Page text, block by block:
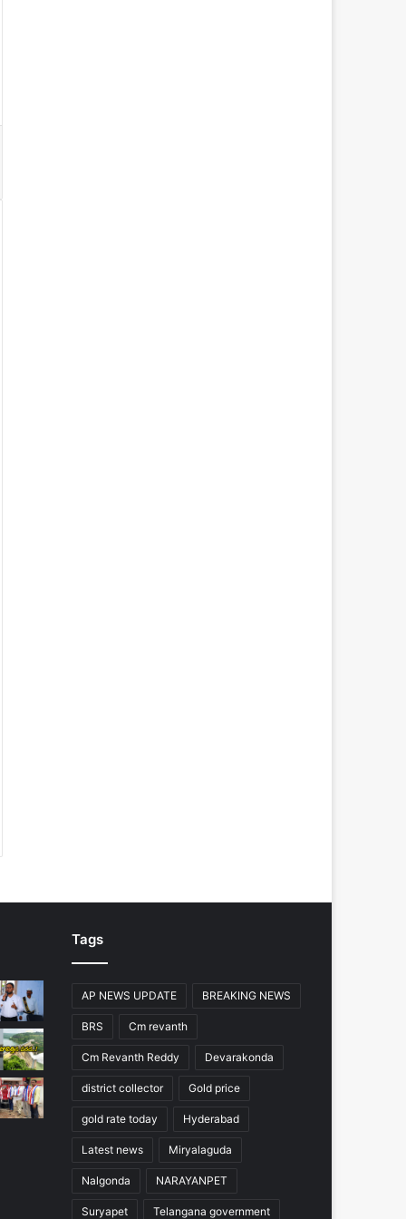
Tags
AP NEWS UPDATE BREAKING NEWS
BRS Cm revanth
Cm Revanth Reddy Devarakonda
district collector Gold price
gold rate today Hyderabad
Latest news Miryalaguda
Nalgonda NARAYANPET
Suryapet Telangana government